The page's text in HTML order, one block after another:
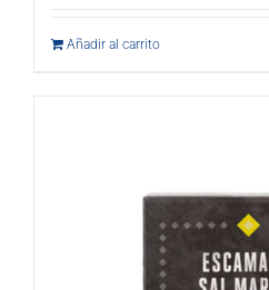
Añadir al carrito